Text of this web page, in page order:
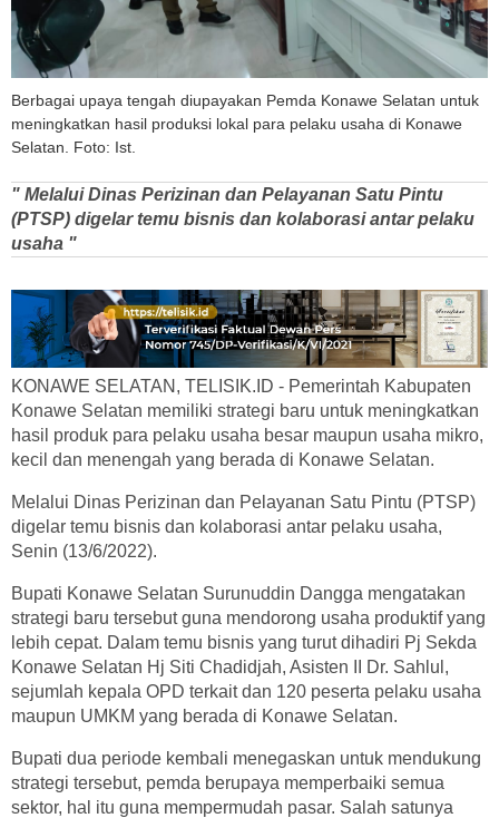
Berbagai upaya tengah diupayakan Pemda Konawe Selatan untuk
meningkatkan hasil produksi lokal para pelaku usaha di Konawe
Selatan. Foto: Ist.
" Melalui Dinas Perizinan dan Pelayanan Satu Pintu
(PTSP) digelar temu bisnis dan kolaborasi antar pelaku
usaha "
KONAWE SELATAN, TELISIK.ID - Pemerintah Kabupaten
Konawe Selatan memiliki strategi baru untuk meningkatkan
hasil produk para pelaku usaha besar maupun usaha mikro,
kecil dan menengah yang berada di Konawe Selatan.
Melalui Dinas Perizinan dan Pelayanan Satu Pintu (PTSP)
digelar temu bisnis dan kolaborasi antar pelaku usaha,
Senin (13/6/2022).
Bupati Konawe Selatan Surunuddin Dangga mengatakan
strategi baru tersebut guna mendorong usaha produktif yang
lebih cepat. Dalam temu bisnis yang turut dihadiri Pj Sekda
Konawe Selatan Hj Siti Chadidjah, Asisten II Dr. Sahlul,
sejumlah kepala OPD terkait dan 120 peserta pelaku usaha
maupun UMKM yang berada di Konawe Selatan.
Bupati dua periode kembali menegaskan untuk mendukung
strategi tersebut, pemda berupaya memperbaiki semua
sektor, hal itu guna mempermudah pasar. Salah satunya